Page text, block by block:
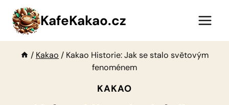
Přeskočit
obsah
KafeKakao.cz
/ Kakao / Kakao Historie: Jak se stalo světovým
fenoménem
KAKAO